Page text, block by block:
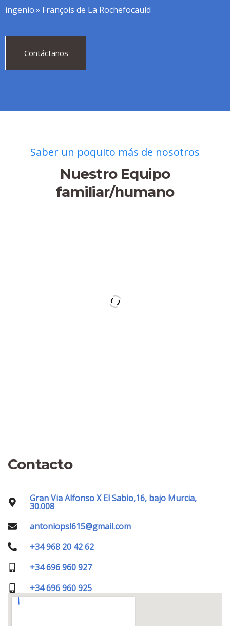
ingenio.» François de La Rochefocauld
Contáctanos
Saber un poquito más de nosotros
Nuestro Equipo
familiar/humano
Contacto
Gran Via Alfonso X El Sabio,16, bajo Murcia,
30.008
antoniopsl615@gmail.com
+34 968 20 42 62
+34 696 960 927
+34 696 960 925